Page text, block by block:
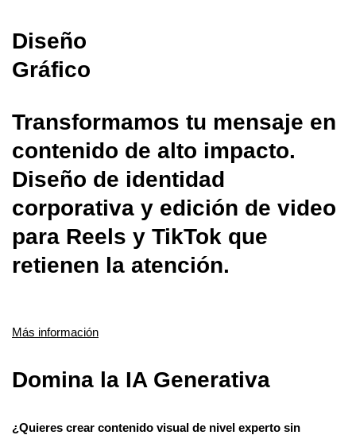
Diseño
Gráfico
Transformamos tu mensaje en
contenido de alto impacto.
Diseño de identidad
corporativa y edición de video
para Reels y TikTok que
retienen la atención.
Más información
Domina la IA Generativa
¿Quieres crear contenido visual de nivel experto sin